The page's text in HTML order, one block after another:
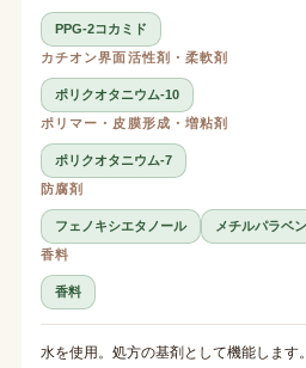
PPG-2コカミド
カチオン界面活性剤・柔軟剤
ポリクオタニウム-10
ポリマー・皮膜形成・増粘剤
ポリクオタニウム-7
防腐剤
フェノキシエタノール メチルパラベン
香料
香料
水を使用。処方の基剤として機能しま